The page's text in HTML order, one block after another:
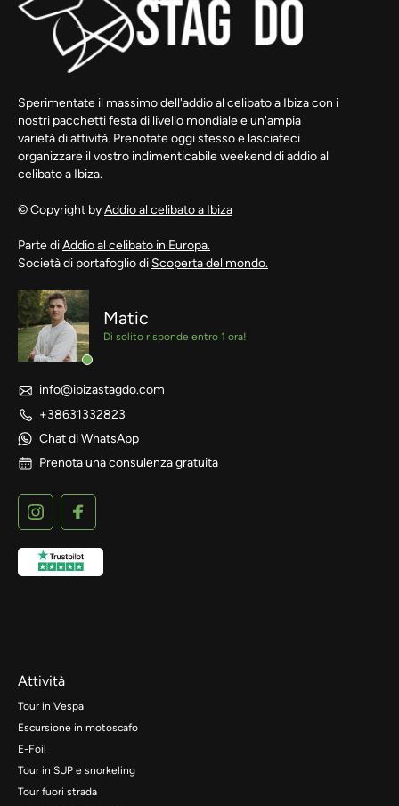
Sperimentate il massimo dell'addio al celibato a Ibiza con i
nostri pacchetti festa di livello mondiale e un'ampia
varietà di attività. Prenotate oggi stesso e lasciateci
organizzare il vostro indimenticabile weekend di addio al
celibato a Ibiza.
© Copyright byAddio al celibato a Ibiza
Parte diAddio al celibato in Europa.
Società di portafoglio di Scoperta del mondo.
Matic
Di solito risponde entro 1 ora!
info@ibizastagdo.com
+38631332823
Chat di WhatsApp
Prenota una consulenza gratuita
Attività
Tour in Vespa
Escursione in motoscafo
E-Foil
Tour in SUP e snorkeling
Tour fuori strada